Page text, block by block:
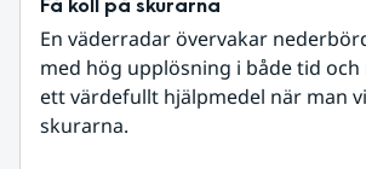
En väderradar övervakar
med hög upplösning i både tid
ett värdefullt hjälpmedel när man
skurarna.